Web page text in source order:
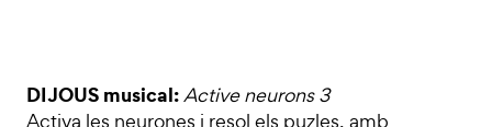
DIJOUS musical:Active neurons 3
Activa les neurones i resol els puzles, amb